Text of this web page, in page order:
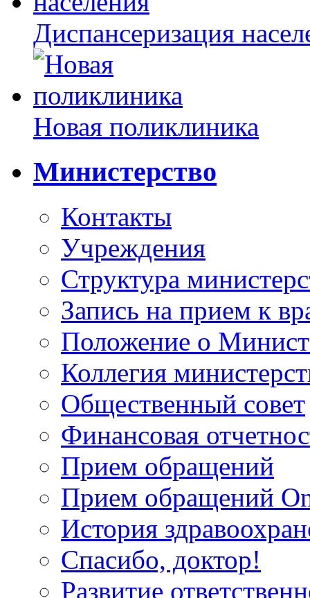
Диспансеризация
Новая поликлиника
Министерство
Контакты
Учреждения
Структура
Запись на прием к
Положение о
Коллегия
Общественный совет
Финансовая
Прием обращений
Прием обращений
История
Спасибо, доктор!
Развитие